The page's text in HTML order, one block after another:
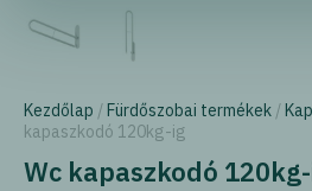
Kezdőlap /Fürdőszobai termékek /
kapaszkodó 120kg-ig
Wc kapaszkodó